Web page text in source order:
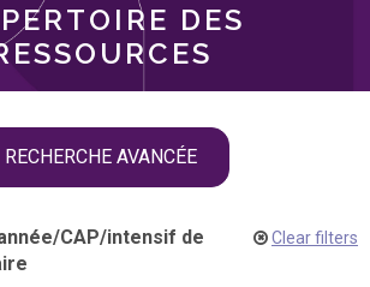
DES
RECHERCHE AVANCÉE
/CAP/intensif de
Clear filters